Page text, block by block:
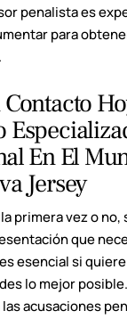
penalista es
para
Contacto
En El
Jersey
primera vez o
que
esencial si
lo mejor
acusaciones